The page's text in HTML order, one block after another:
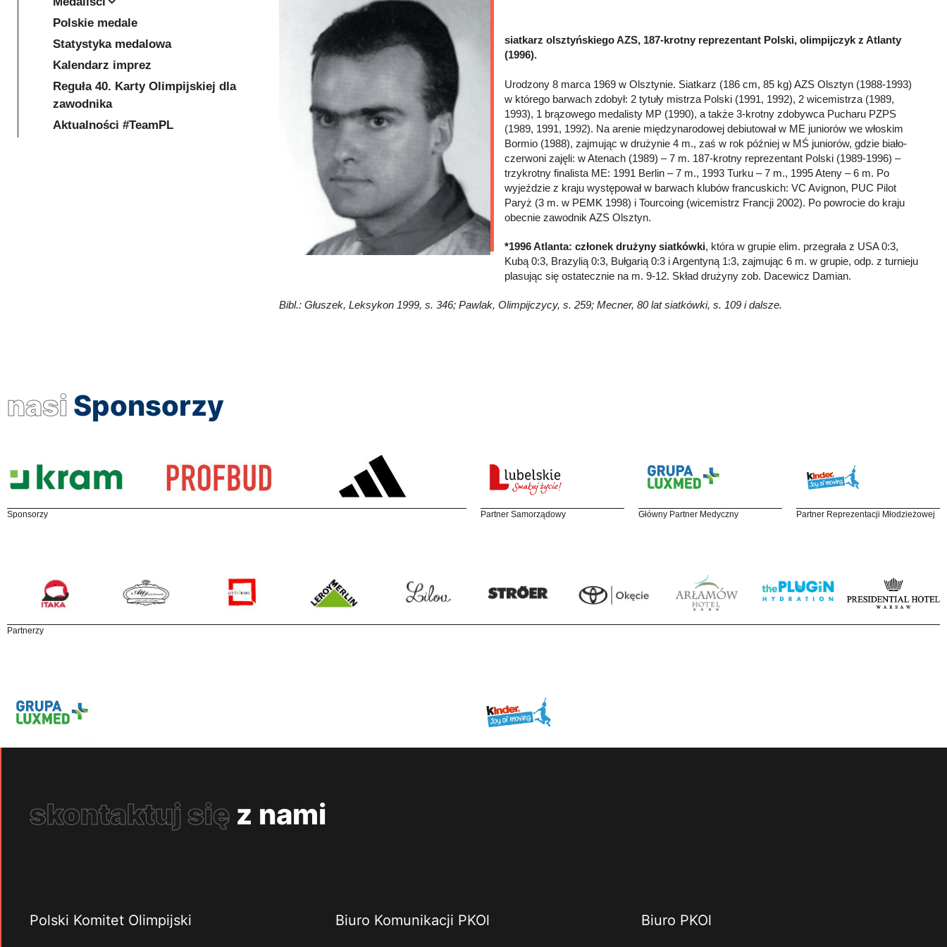
siatkarz olsztyńskiego AZS, 187-krotny reprezentant Polski, olimpijczyk z Atlanty
(1996).
Urodzony 8 marca 1969 w Olsztynie. Siatkarz (186 cm, 85 kg) AZS Olsztyn (1988-1993)
w którego barwach zdobył: 2 tytuły mistrza Polski (1991, 1992), 2 wicemistrza (1989,
1993), 1 brązowego medalisty MP (1990), a także 3-krotny zdobywca Pucharu PZPS
(1989, 1991, 1992). Na arenie międzynarodowej debiutował w ME juniorów we włoskim
Bormio (1988), zajmując w drużynie 4 m., zaś w rok później w MŚ juniorów, gdzie biało-
czerwoni zajęli: w Atenach (1989) – 7 m. 187-krotny reprezentant Polski (1989-1996) –
trzykrotny finalista ME: 1991 Berlin – 7 m., 1993 Turku – 7 m., 1995 Ateny – 6 m. Po
wyjeździe z kraju występował w barwach klubów francuskich: VC Avignon, PUC Pilot
Paryż (3 m. w PEMK 1998) i Tourcoing (wicemistrz Francji 2002). Po powrocie do kraju
obecnie zawodnik AZS Olsztyn.
*1996 Atlanta: członek drużyny siatkówki, która w grupie elim. przegrała z USA 0:3,
Kubą 0:3, Brazylią 0:3, Bułgarią 0:3 i Argentyną 1:3, zajmując 6 m. w grupie, odp. z turnieju
plasując się ostatecznie na m. 9-12. Skład drużyny zob. Dacewicz Damian.
Bibl.: Głuszek, Leksykon 1999, s. 346; Pawlak, Olimpijczycy, s. 259; Mecner, 80 lat siatkówki, s. 109 i dalsze.
Polskie medale
Statystyka medalowa
Kalendarz imprez
Reguła 40. Karty Olimpijskiej dla
zawodnika
Aktualności #TeamPL
nasi Sponsorzy
Sponsorzy Partner Samorządowy Główny Partner Medyczny Partner Reprezentacji Młodzieżowej
Partnerzy
skontaktuj się z nami
Polski Komitet Olimpijski Biuro Komunikacji PKOl Biuro PKOl